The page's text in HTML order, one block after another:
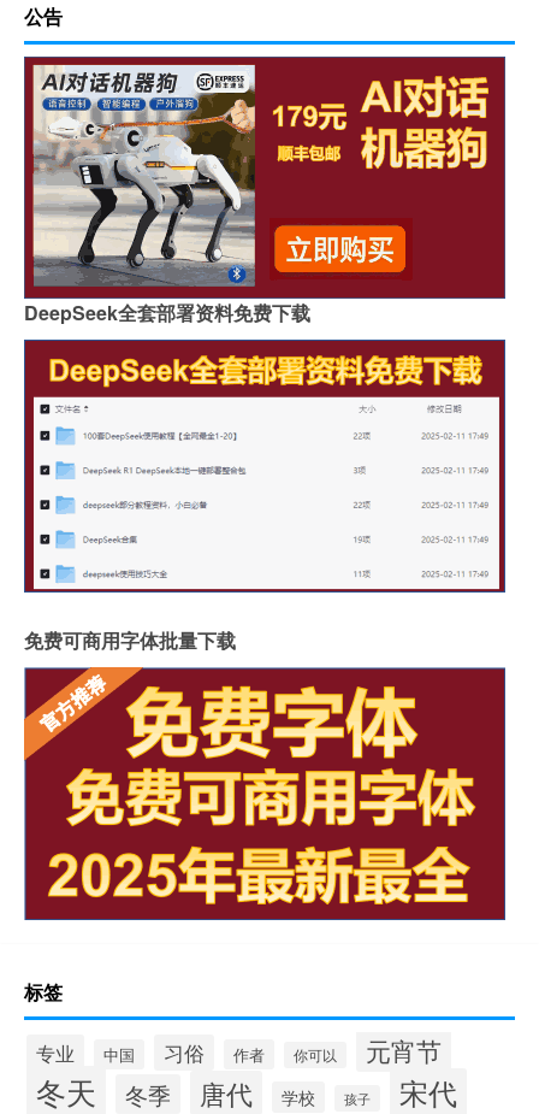
公告
DeepSeek全套部署资料免费下载
免费可商用字体批量下载
标签
专业 中国 习俗 作者 你可以 元宵节
冬天 冬季 唐代 学校 孩子 宋代